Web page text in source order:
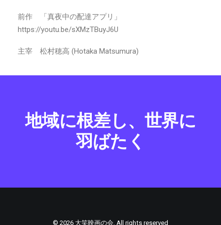
前作 「真夜中の配達アプリ」
https://youtu.be/sXMzTBuyJ6U
主宰 松村穂高 (Hotaka Matsumura)
地域に根差し、世界に
羽ばたく
© 2026 大笑映画の会. All rights reserved